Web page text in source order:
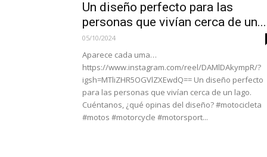
Un diseño perfecto para las
personas que vivían cerca de un...
05/10/2024
Aparece cada uma…
https://www.instagram.com/reel/DAMlDAkympR/?
igsh=MTliZHR5OGVlZXEwdQ== Un diseño perfecto
para las personas que vivían cerca de un lago.
Cuéntanos, ¿qué opinas del diseño? #motocicleta
#motos #motorcycle #motorsport...